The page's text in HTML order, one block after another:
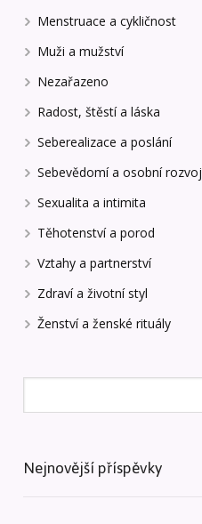
Menstruace a cykličnost
Muži a mužství
Nezařazeno
Radost, štěstí a láska
Seberealizace a poslání
Sebevědomí a osobní rozvoj
Sexualita a intimita
Těhotenství a porod
Vztahy a partnerství
Zdraví a životní styl
Ženství a ženské rituály
Nejnovější příspěvky